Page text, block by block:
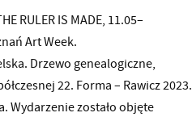
RULER IS MADE, 11.05–
Art Week.
Drzewo genealogiczne,
22. Forma – Rawicz 2023.
Wydarzenie zostało objęte